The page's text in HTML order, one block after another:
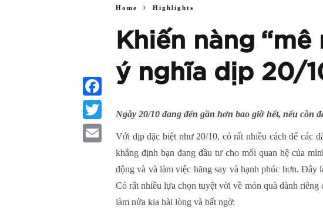
Home Highlights
Khiến nàng
ý nghĩa dịp 20/
Ngày 20/10 đang đến gần hơn bao giờ hết, nếu
Với dịp đặc biệt như 20/10, có rất nhiều cách để các
khẳng định bạn đang đầu tư cho mối quan hệ của
động và và làm việc hăng say và hạnh phúc hơn.
Có rất nhiều lựa chọn tuyệt vời về món quà dành
làm nửa kia hài lòng và bất ngờ:
Facebook
Twitter